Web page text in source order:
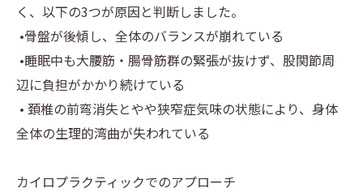
く、以下の3つが原因と判断しました。
•骨盤が後傾し、全体のバランスが崩れている
•睡眠中も大腰筋・腸骨筋群の緊張が抜けず、股関節周
辺に負担がかかり続けている
• 頚椎の前弯消失とやや狭窄症気味の状態により、身体
全体の生理的湾曲が失われている
カイロプラクティックでのアプローチ